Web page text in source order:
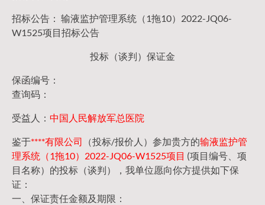
招标公告： 输液监护管理系统（1拖10）2022-JQ06-
W1525项目招标公告
投标（谈判）保证金
保函编号：
查询码：
受益人： 中国人民解放军总医院
鉴于****有限公司 （投标/报价人）参加贵方的输液监护管
理系统（1拖10）2022-JQ06-W1525项目 (项目编号、项
目名称）的投标（谈判），我单位愿向你方提供如下保
证：
一、保证责任金额及期限：